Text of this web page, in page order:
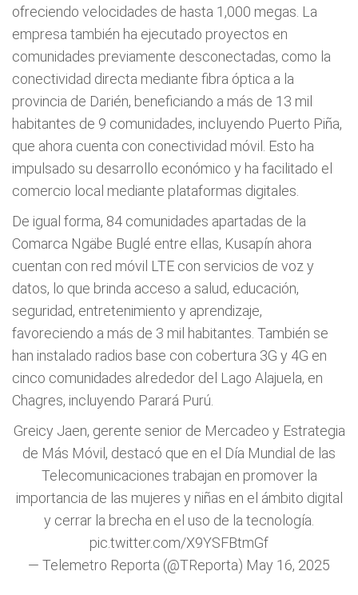
ofreciendo velocidades de hasta 1,000 megas. La
empresa también ha ejecutado proyectos en
comunidades previamente desconectadas, como la
conectividad directa mediante fibra óptica a la
provincia de Darién, beneficiando a más de 13 mil
habitantes de 9 comunidades, incluyendo Puerto Piña,
que ahora cuenta con conectividad móvil. Esto ha
impulsado su desarrollo económico y ha facilitado el
comercio local mediante plataformas digitales.
De igual forma, 84 comunidades apartadas de la
Comarca Ngäbe Buglé entre ellas, Kusapín ahora
cuentan con red móvil LTE con servicios de voz y
datos, lo que brinda acceso a salud, educación,
seguridad, entretenimiento y aprendizaje,
favoreciendo a más de 3 mil habitantes. También se
han instalado radios base con cobertura 3G y 4G en
cinco comunidades alrededor del Lago Alajuela, en
Chagres, incluyendo Parará Purú.
Greicy Jaen, gerente senior de Mercadeo y Estrategia
de Más Móvil, destacó que en el Día Mundial de las
Telecomunicaciones trabajan en promover la
importancia de las mujeres y niñas en el ámbito digital
y cerrar la brecha en el uso de la tecnología.
pic.twitter.com/X9YSFBtmGf
— Telemetro Reporta (@TReporta) May 16, 2025